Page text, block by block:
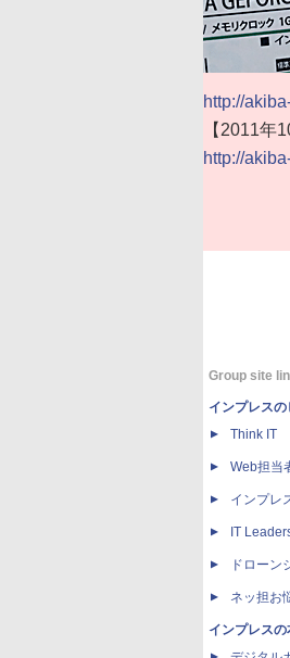
http://
【2011年
http://
Group site
インプレス
Think IT
Web担当
インプレ
IT
ドローン
ネッ担お
インプレス